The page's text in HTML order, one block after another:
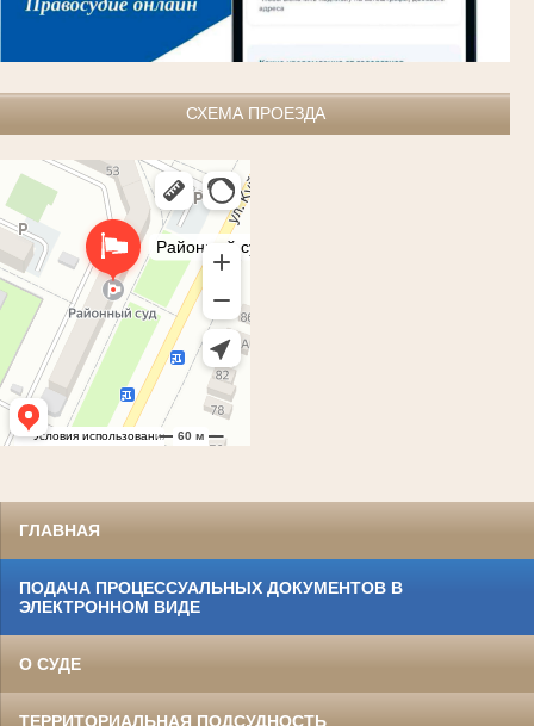
СХЕМА ПРОЕЗДА
ГЛАВНАЯ
ПОДАЧА ПРОЦЕССУАЛЬНЫХ ДОКУМЕНТОВ В
ЭЛЕКТРОННОМ ВИДЕ
О СУДЕ
ТЕРРИТОРИАЛЬНАЯ ПОДСУДНОСТЬ